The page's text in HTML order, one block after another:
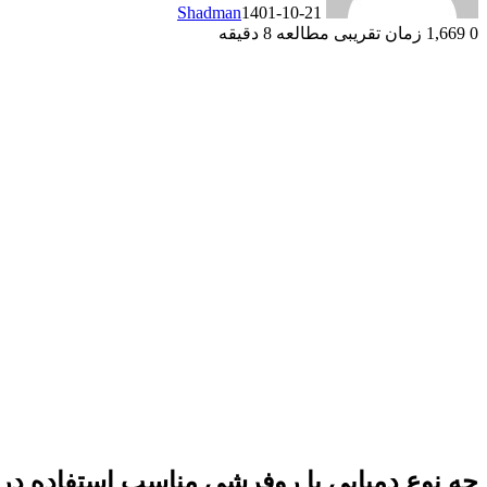
Shadman1401-10-21
0
زمان تقریبی مطالعه 8 دقیقه